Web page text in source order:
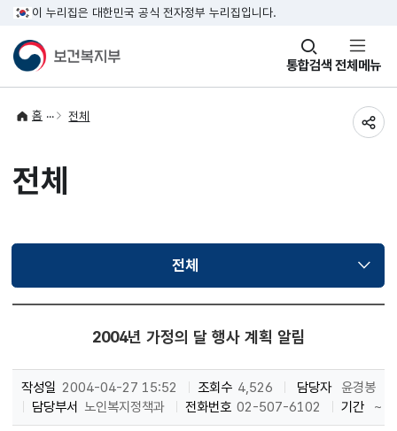
이 누리집은 대한민국 공식 전자정부 누리집입니다.
통합검색
창
열기 전체메뉴
홈 전체
전체
전체선택됨
2004년 가정의 달 행사 계획 알림
작성일 2004-04-27 15:52 조회수 4,526 담당자
윤경봉
담당부서 노인복지정책과 전화번호 02-507-6102 기간 ~